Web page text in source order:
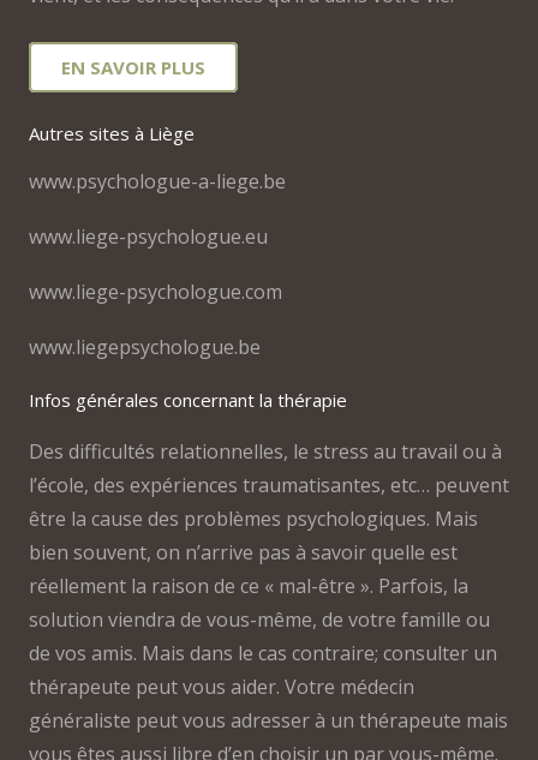
EN SAVOIR PLUS
Autres sites à Liège
www.psychologue-a-liege.be
www.liege-psychologue.eu
www.liege-psychologue.com
www.liegepsychologue.be
Infos générales concernant la thérapie
Des difficultés relationnelles, le stress au travail ou à
l’école, des expériences traumatisantes, etc… peuvent
être la cause des problèmes psychologiques. Mais
bien souvent, on n’arrive pas à savoir quelle est
réellement la raison de ce « mal-être ». Parfois, la
solution viendra de vous-même, de votre famille ou
de vos amis. Mais dans le cas contraire; consulter un
thérapeute peut vous aider. Votre médecin
généraliste peut vous adresser à un thérapeute mais
vous êtes aussi libre d’en choisir un par vous-même.